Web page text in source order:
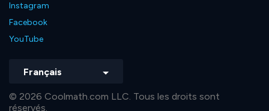
Instagram
Facebook
YouTube
Français
© 2026 Coolmath.com LLC. Tous les droits sont
réservés.